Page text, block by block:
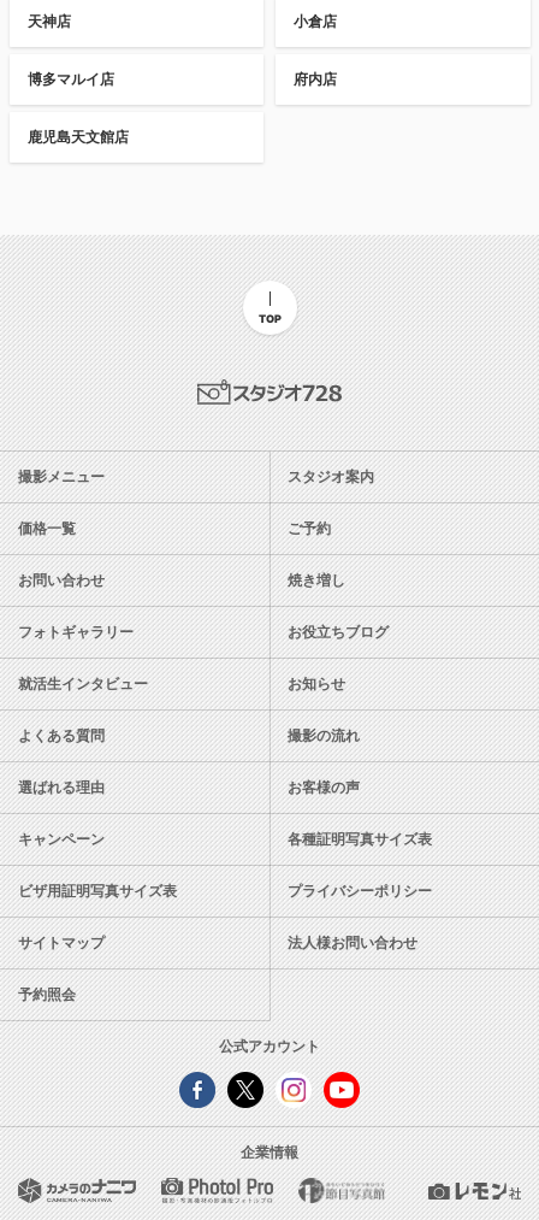
天神店 小倉店
博多マルイ店 府内店
鹿児島天文館店
TOP
スタジオ728
撮影メニュー スタジオ案内
価格一覧 ご予約
お問い合わせ 焼き増し
フォトギャラリー お役立ちブログ
就活生インタビュー お知らせ
よくある質問 撮影の流れ
選ばれる理由 お客様の声
キャンペーン 各種証明写真サイズ表
ビザ用証明写真サイズ表 プライバシーポリシー
サイトマップ 法人様お問い合わせ
予約照会
公式アカウント
企業情報